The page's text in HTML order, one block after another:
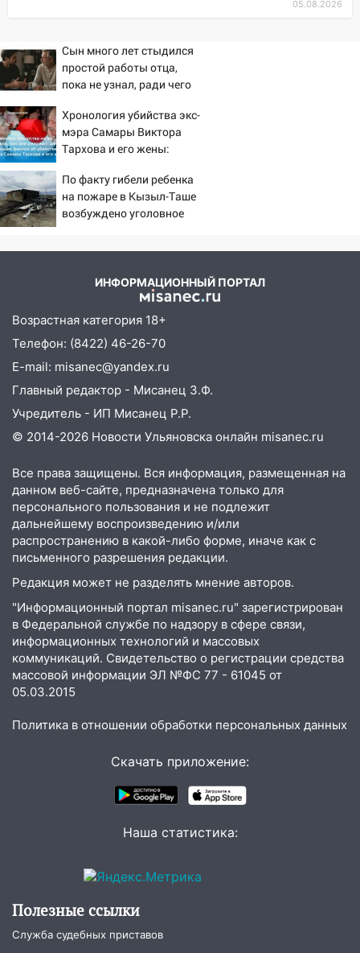
06:10
Двое мигрантов изнасиловали 13-
летнюю девочку в центре Ульяновска
06:00
Мертвеца выкопали, посадили в
мешок и попытались утопить в Волге
05:30
Астрологи назвали самый
опасный день августа: что ждет каждый
знак 5 августа
04.08.2026
23:27
Прокуратура проверяет
Прокуратура проверяет
спортивные объекты в Старой Майне
21:01 Ульяновцев приглашают сдать
кровь: День донора пройдёт 6 августа
20:17 Ульяновская область девятую
неделю подряд удерживает самые
19:33 Коровы-рекордсменки: в
молока
18:20 В Ульяновской области до конца
года благоустроят 20 родников
17:27 В Ульяновской области 114 детей-
сирот получили жильё с начала года
16:43
Дорожный сезон перевалил за
экватор: в Ульяновской области
обновили половину региональных трасс
16:31 В Ульяновской области
капитально отремонтируют 101
многоквартирный дом
16:30
Прогноз погоды в Ульяновской
В Сурском районе сёла оказались
не защищены от лесных пожаров
16-м этаже в Ульяновске
Прокуратура потребовала
усилить борьбу со свалками в
16:06 Патриарх Кирилл оценил работу
05.08.2026
Сын много лет стыдился
простой работы отца,
пока не узнал, ради чего
- история одной семьи
Хронология убийства экс-
мэра Самары Виктора
Тархова и его жены:
фактов, новые
подробности
По факту гибели ребенка
на пожаре в Кызыл-Таше
возбуждено уголовное
ИНФОРМАЦИОННЫЙ ПОРТАЛ
Возрастная категория 18+
Телефон: (8422) 46-26-70
E-mail: misanec@yandex.ru
Главный редактор - Мисанец З.Ф.
Учредитель - ИП Мисанец Р.Р.
© 2014-2026 Новости Ульяновска онлайн misanec.ru
Все права защищены. Вся информация, размещенная на
данном веб-сайте, предназначена только для
персонального пользования и не подлежит
дальнейшему воспроизведению и/или
распространению в какой-либо форме, иначе как с
письменного разрешения редакции.
Редакция может не разделять мнение авторов.
"Информационный портал misanec.ru" зарегистрирован
в Федеральной службе по надзору в сфере связи,
информационных технологий и массовых
коммуникаций. Свидетельство о регистрации средства
массовой информации ЭЛ №ФС 77 - 61045 от
05.03.2015
Политика в отношении обработки персональных данных
Скачать приложение:
Наша статистика:
Полезные ссылки
Служба судебных приставов